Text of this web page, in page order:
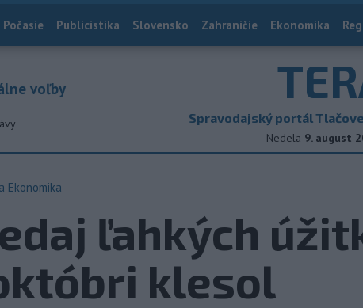
Počasie Publicistika Slovensko Zahraničie Ekonomika
Spravodajský portál
Nedela 9. august
voľby
Ekonomika
ľahkých
klesol